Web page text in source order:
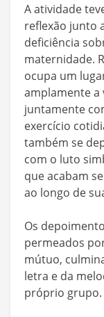
A atividade
reflexão junto
deficiência
maternidade.
ocupa um
amplamente a
juntamente
exercício
também se
com o luto
que acabam
ao longo de
Os
permeados
mútuo,
letra e da
próprio grupo.